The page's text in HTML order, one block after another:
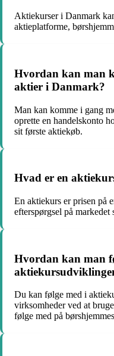
Aktiekurser i Danmark
aktieplatforme,
Hvordan kan man
aktier i Danmark?
Man kan komme i gang
oprette en handelskonto
sit første aktiekøb.
Hvad er en
En aktiekurs er prisen på
efterspørgsel på
Hvordan kan man
Du kan følge med i
virksomheder ved at
følge med på